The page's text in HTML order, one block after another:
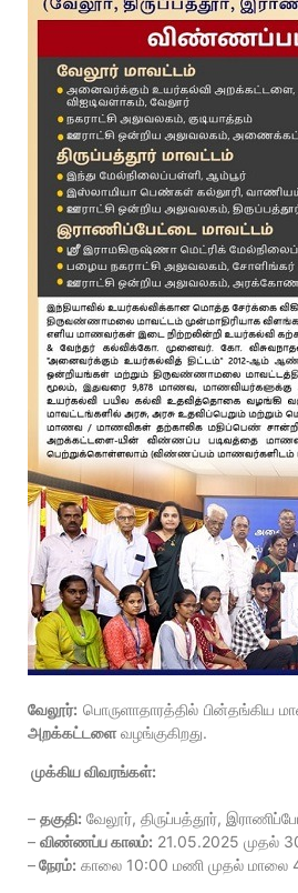
வேலூர்: பொருளாதாரத்தில்
அறக்கட்டளைவழங்குகிறது.
முக்கிய விவரங்கள்:
– தகுதி: வேலூர், திருப்பத்தூர்,
– விண்ணப்ப காலம்: 21.05.2025 முதல்
–நேரம்: காலை 10:00 மணி முதல் மாலை